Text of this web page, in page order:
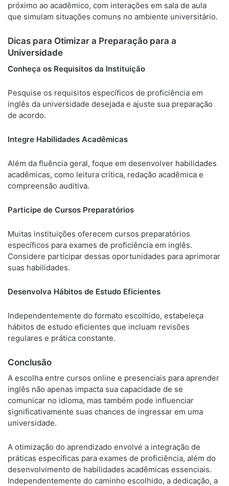
próximo ao acadêmico, com interações em sala de aula
que simulam situações comuns no ambiente universitário.
Dicas para Otimizar a Preparação para a
Universidade
Conheça os Requisitos da Instituição
Pesquise os requisitos específicos de proficiência em
inglês da universidade desejada e ajuste sua preparação
de acordo.
Integre Habilidades Acadêmicas
Além da fluência geral, foque em desenvolver habilidades
acadêmicas, como leitura crítica, redação acadêmica e
compreensão auditiva.
Participe de Cursos Preparatórios
Muitas instituições oferecem cursos preparatórios
específicos para exames de proficiência em inglês.
Considere participar dessas oportunidades para aprimorar
suas habilidades.
Desenvolva Hábitos de Estudo Eficientes
Independentemente do formato escolhido, estabeleça
hábitos de estudo eficientes que incluam revisões
regulares e prática constante.
Conclusão
A escolha entre cursos online e presenciais para aprender
inglês não apenas impacta sua capacidade de se
comunicar no idioma, mas também pode influenciar
significativamente suas chances de ingressar em uma
universidade.
A otimização do aprendizado envolve a integração de
práticas específicas para exames de proficiência, além do
desenvolvimento de habilidades acadêmicas essenciais.
Independentemente do caminho escolhido, a dedicação, a